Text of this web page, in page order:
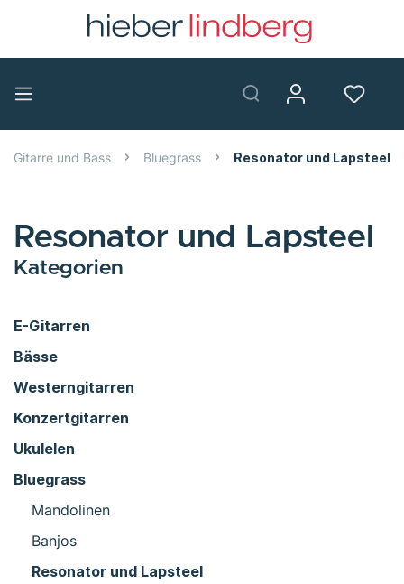
Gitarre und Bass Bluegrass Resonator und Lapsteel
Resonator und Lapsteel
Kategorien
E-Gitarren
Bässe
Westerngitarren
Konzertgitarren
Ukulelen
Bluegrass
Mandolinen
Banjos
Resonator und Lapsteel